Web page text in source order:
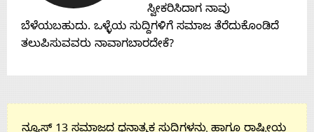
ಸ್ವೀಕರಿಸಿದಾಗ ನಾವು
ಬೆಳೆಯಬಹುದು. ಒಳ್ಳೆಯ ಸುದ್ದಿಗಳಿಗೆ ಸಮಾಜ ತೆರೆದುಕೊಂಡಿದೆ
ತಲುಪಿಸುವವರು ನಾವಾಗಬಾರದೇಕೆ?